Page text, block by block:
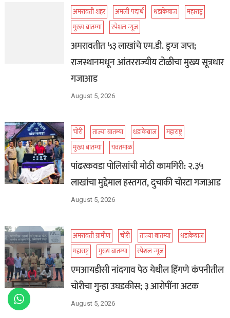
अमरावती शहर अंमली पदार्थ धडाकेबाज
महाराष्ट्र
मुख्य बातम्या
स्पेशल न्यूज
अमरावतीत ५३ लाखांचे एम.डी. ड्रग्ज जप्त;
राजस्थानमधून आंतरराज्यीय टोळीचा मुख्य सूत्रधार
गजाआड
August 5, 2026
चोरी ताज्या बातम्या धडाकेबाज
महाराष्ट्र
मुख्य बातम्या
यवतमाळ
पांढरकवडा पोलिसांची मोठी कामगिरी: २.३५
लाखांचा मुद्देमाल हस्तगत, दुचाकी चोरटा गजाआड
August 5, 2026
अमरावती ग्रामीण चोरी ताज्या बातम्या
धडाकेबाज
महाराष्ट्र
मुख्य बातम्या स्पेशल न्यूज
एमआयडीसी नांदगाव पेठ येथील हिंगणे कंपनीतील
चोरीचा गुन्हा उघडकीस; ३ आरोपींना अटक
August 5, 2026